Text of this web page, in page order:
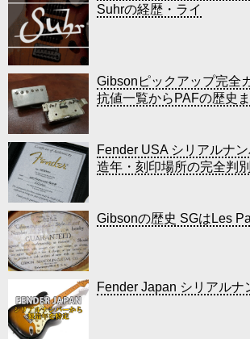
Suhrの経歴・ライ
Gibsonピックアップ完全
抗値一覧からPAFの歴史
Fender USA シリアルナ
造年・刻印場所の完全判
Gibsonの歴史 SGはLes
Fender Japan シリアルナ